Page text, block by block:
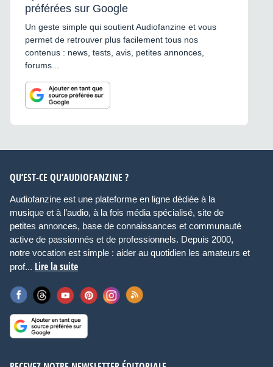
préférées sur Google
Un geste simple qui soutient Audiofanzine et vous
permet de retrouver plus facilement tous nos
contenus : news, tests, avis, petites annonces,
forums...
QU’EST-CE QU’AUDIOFANZINE ?
Audiofanzine est une plateforme en ligne dédiée à la
musique et à l’audio, à la fois média spécialisé, site de
petites annonces, base de connaissances et communauté
active de passionnés et de professionnels. Depuis 2000,
notre vocation est simple : aider au quotidien les amateurs et
prof... Lire la suite